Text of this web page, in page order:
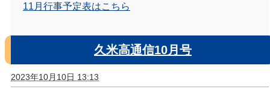
11月行事予定表はこちら
久米高通信10月号
2023年10月10日 13:13